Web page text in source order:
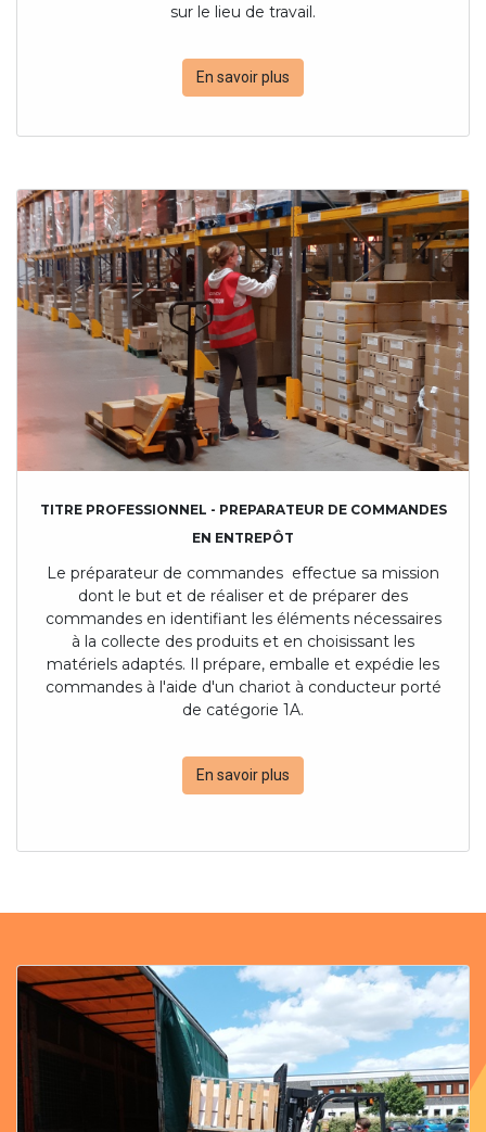
sur le lieu de travail.
En savoir plus
TITRE PROFESSIONNEL - PREPARATEUR DE COMMANDES
EN ENTREPÔT
Le préparateur de commandes effectue sa mission
dont le but et de réaliser et de préparer des
commandes en identifiant les éléments nécessaires
à la collecte des produits et en choisissant les
matériels adaptés. Il prépare, emballe et expédie les
commandes à l'aide d'un chariot à conducteur porté
de catégorie 1A.
En savoir plus